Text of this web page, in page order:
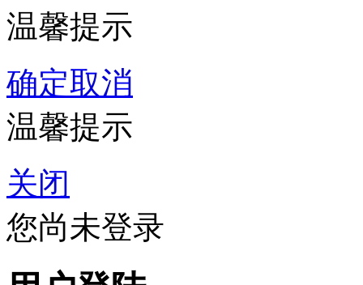
温馨提示
确定取消
温馨提示
关闭
您尚未登录